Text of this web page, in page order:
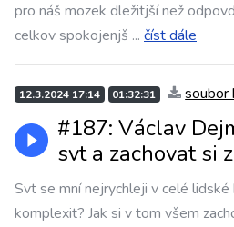
pro náš mozek dležitjší než
celkov spokojenjš ... číst dále
12.3.2024 17:14 01:32:31 soubor
#187: Václav
svt a zachovat si
Svt se mní nejrychleji v celé
komplexit? Jak si v tom všem